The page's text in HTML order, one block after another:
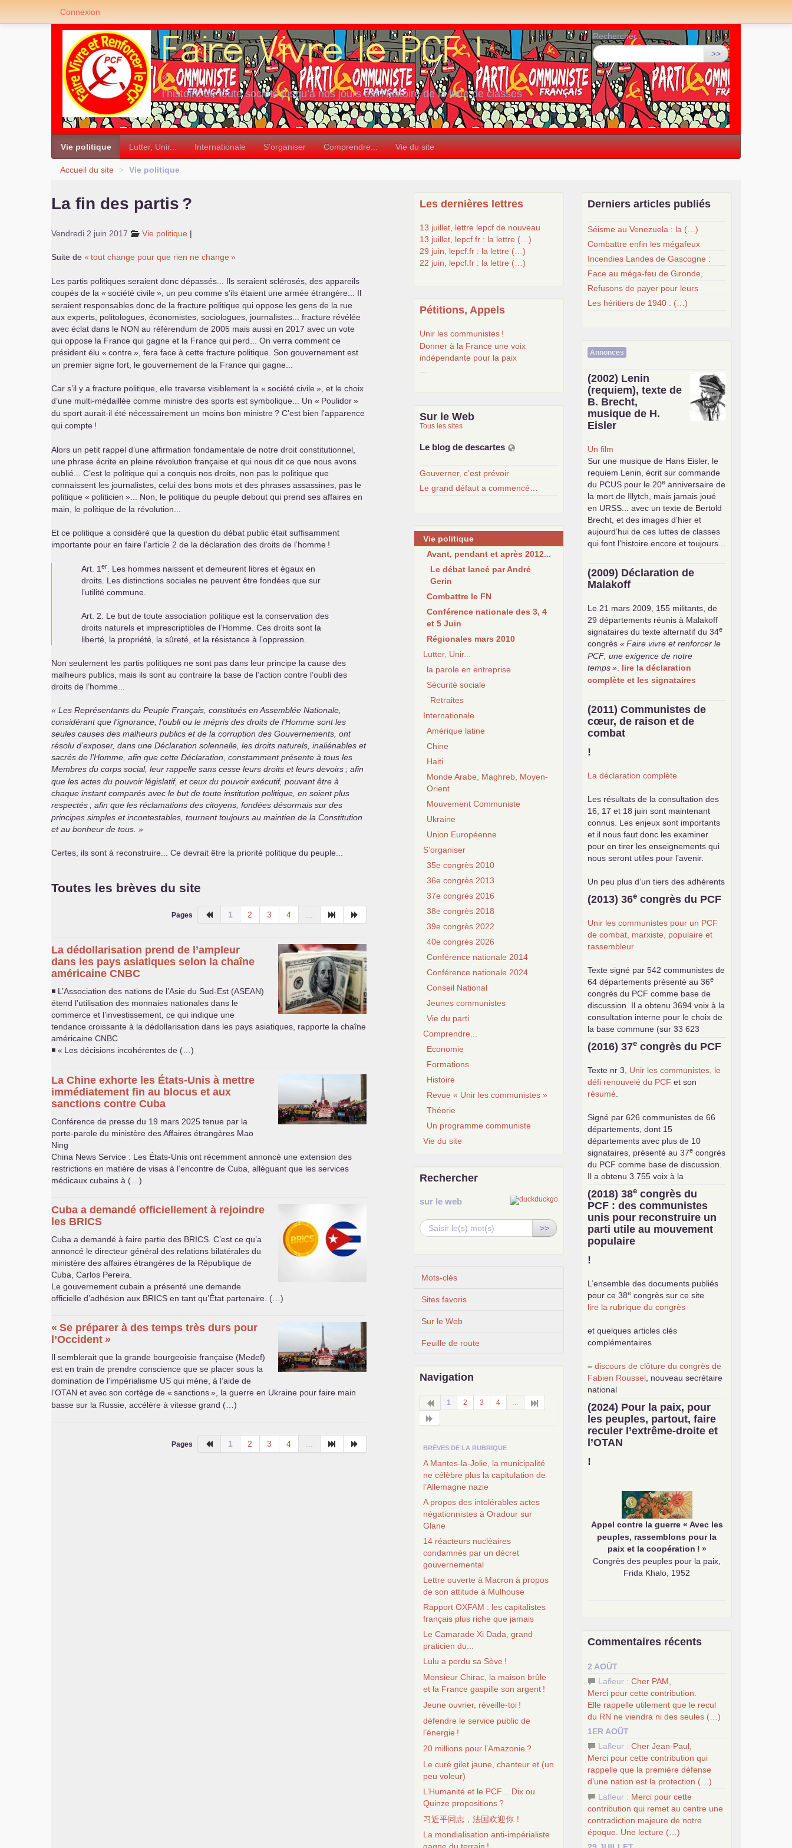
«
l’histoire de toute société jusqu’à nos jours est l’histoire de la lutte de classes
»
Rechercher :
>>
Vie politique Lutter, Unir... Internationale S’organiser Comprendre... Vie du site
Accueil du site > Vie politique
La fin des partis ?
Vendredi 2 juin 2017 Vie politique |
Suite de « tout change pour que rien ne change »
Les partis politiques seraient donc dépassés... Ils seraient sclérosés, des appareils
coupés de la « société civile», un peu comme s’ils étaient une armée étrangère... Il
seraient responsables donc de la fracture politique qui oppose les gens de la rue
aux experts, politologues, économistes, sociologues, journalistes... fracture révélée
avec éclat dans le NON au référendum de 2005 mais aussi en 2017 avec un vote
qui oppose la France qui gagne et la France qui perd... On verra comment ce
président élu « contre», fera face à cette fracture politique. Son gouvernement est
un premier signe fort, le gouvernement de la France qui gagne...
Car s’il y a fracture politique, elle traverse visiblement la « société civile», et le choix
d’une multi-médaillée comme ministre des sports est symbolique... Un « Poulidor»
du sport aurait-il été nécessairement un moins bon ministre? C’est bien l’apparence
qui compte !
Alors un petit rappel d’une affirmation fondamentale de notre droit constitutionnel,
une phrase écrite en pleine révolution française et qui nous dit ce que nous avons
oublié... C’est le politique qui a conquis nos droits, non pas le politique que
connaissent les journalistes, celui des bons mots et des phrases assassines, pas le
politique « politicien »... Non, le politique du peuple debout qui prend ses affaires en
main, le politique de la révolution...
Et ce politique a considéré que la question du débat public était suffisamment
importante pour en faire l’article 2 de la déclaration des droits de l’homme !
Art. 1 er
. Les hommes naissent et demeurent libres et égaux en
droits. Les distinctions sociales ne peuvent être fondées que sur
l’utilité commune.
Art. 2. Le but de toute association politique est la conservation des
droits naturels et imprescriptibles de l’Homme. Ces droits sont la
liberté, la propriété, la sûreté, et la résistance à l’oppression.
Non seulement les partis politiques ne sont pas dans leur principe la cause des
malheurs publics, mais ils sont au contraire la base de l’action contre l’oubli des
droits de l’homme...
Les Représentants du Peuple Français, constitués en Assemblée Nationale,
considérant que l’ignorance, l’oubli ou le mépris des droits de l’Homme sont les
seules causes des malheurs publics et de la corruption des Gouvernements, ont
résolu d’exposer, dans une Déclaration solennelle, les droits naturels, inaliénables et
sacrés de l’Homme, afin que cette Déclaration, constamment présente à tous les
Membres du corps social, leur rappelle sans cesse leurs droits et leurs devoirs ; afin
que les actes du pouvoir législatif, et ceux du pouvoir exécutif, pouvant être à
chaque instant comparés avec le but de toute institution politique, en soient plus
respectés ; afin que les réclamations des citoyens, fondées désormais sur des
principes simples et incontestables, tournent toujours au maintien de la Constitution
et au bonheur de tous.
Certes, ils sont à reconstruire... Ce devrait être la priorité politique du peuple...
Toutes les brèves du site
Pages 1 2 3 4
La dédollarisation prend de l’ampleur
dans les pays asiatiques selon la chaîne
américaine CNBC
◾ L’Association des nations de l’Asie du Sud-Est (ASEAN)
étend l’utilisation des monnaies nationales dans le
commerce et l’investissement, ce qui indique une
tendance croissante à la dédollarisation dans les pays asiatiques, rapporte la chaîne
américaine CNBC
◾ « Les décisions incohérentes de (…)
La Chine exhorte les États-Unis à mettre
immédiatement fin au blocus et aux
sanctions contre Cuba
Conférence de presse du 19 mars 2025 tenue par la
porte-parole du ministère des Affaires étrangères Mao
Ning
China News Service : Les États-Unis ont récemment annoncé une extension des
restrictions en matière de visas à l’encontre de Cuba, alléguant que les services
médicaux cubains à (…)
Cuba a demandé officiellement à rejoindre
les BRICS
Cuba a demandé à faire partie des BRICS . C’est ce qu’a
annoncé le directeur général des relations bilatérales du
ministère des affaires étrangères de la République de
Cuba, Carlos Pereira.
Le gouvernement cubain a présenté une demande
officielle d’adhésion aux BRICS en tant qu’État partenaire. (…)
« Se préparer à des temps très durs pour
l’Occident »
Il semblerait que la grande bourgeoisie française (Medef)
est en train de prendre conscience que se placer sous la
domination de l’impérialisme US qui mène, à l’aide de
l’OTAN et avec son cortège de « sanctions», la guerre en Ukraine pour faire main
basse sur la Russie, accélère à vitesse grand (…)
Pages 1 2 3 4
Les dernières lettres
13 juillet, lettre lepcf de nouveau
13 juillet, lepcf.fr : la lettre (…)
29 juin, lepcf.fr : la lettre (…)
22 juin, lepcf.fr : la lettre (…)
Pétitions, Appels
Unir les communistes !
Donner à la France une voix
indépendante pour la paix
Sur le Web
Tous les sites
Le blog de descartes
Gouverner, c’est prévoir
Le grand défaut a commencé…
Vie politique
Avant, pendant et après 2012...
Le débat lancé par André
Gerin
Combattre le FN
Conférence nationale des 3, 4
et 5 Juin
Régionales mars 2010
Lutter, Unir...
la parole en entreprise
Sécurité sociale
Retraites
Internationale
Amérique latine
Chine
Haiti
Monde Arabe, Maghreb, Moyen-
Orient
Mouvement Communiste
Ukraine
Union Européenne
S’organiser
35e congrès 2010
36e congrès 2013
37e congrès 2016
38e congrès 2018
39e congrès 2022
40e congrès 2026
Conférence nationale 2014
Conférence nationale 2024
Conseil National
Jeunes communistes
Vie du parti
Comprendre...
Economie
Formations
Histoire
Revue « Unir les communistes »
Théorie
Un programme communiste
Vie du site
Rechercher
sur le web
>>
Mots-clés
Sites favoris
Sur le Web
Feuille de route
Navigation
1 2 3 4 ...
BRÈVES DE LA RUBRIQUE
A Mantes-la-Jolie, la municipalité
ne célèbre plus la capitulation de
l’Allemagne nazie
A propos des intolérables actes
négationnistes à Oradour sur
Glane
14 réacteurs nucléaires
condamnés par un décret
gouvernemental
Lettre ouverte à Macron à propos
de son attitude à Mulhouse
Rapport OXFAM : les capitalistes
français plus riche que jamais
Le Camarade Xi Dada, grand
praticien du...
Lulu a perdu sa Sève !
Monsieur Chirac, la maison brûle
et la France gaspille son argent !
Jeune ouvrier, réveille-toi !
défendre le service public de
l’énergie !
20 millions pour l’Amazonie ?
Le curé gilet jaune, chanteur et (un
peu voleur)
L’Humanité et le PCF ... Dix ou
Quinze propositions?
习近平同志，法国欢迎你！
La mondialisation anti-impérialiste
Derniers articles publiés
Séisme au Venezuela : la (…)
Combattre enfin les mégafeux
Incendies Landes de Gascogne :
Face au méga-feu de Gironde,
Refusons de payer pour leurs
Les héritiers de 1940 : (…)
Annonces
(2002) Lenin
(requiem), texte de
B. Brecht,
musique de H.
Eisler
Un film
Sur une musique de Hans Eisler, le
requiem Lenin, écrit sur commande
du PCUS pour le 20e anniversaire de
la mort de Illytch, mais jamais joué
en URSS ... avec un texte de Bertold
Brecht, et des images d’hier et
aujourd’hui de ces luttes de classes
qui font l’histoire encore et toujours...
(2009) Déclaration de
Malakoff
Le 21 mars 2009, 155 militants, de
29 départements réunis à Malakoff
signataires du texte alternatif du 34e
congrès «Faire vivre et renforcer le
PCF , une exigence de notre
temps» lire la déclaration
complète et les signataires
(2011) Communistes de
cœur, de raison et de
combat
!
La déclaration complète
Les résultats de la consultation des
16, 17 et 18 juin sont maintenant
connus. Les enjeux sont importants
et il nous faut donc les examiner
pour en tirer les enseignements qui
nous seront utiles pour l’avenir.
Un peu plus d’un tiers des adhérents
a participé à cette consultation, soit
une participation en hausse par
un contexte de baisse des cotisants.
... lire la suite
(2013) 36e congrès du PCF
Unir les communistes pour un PCF
de combat, marxiste, populaire et
rassembleur
Texte signé par 542 communistes de
64 départements présenté au 36e
congrès du PCF comme base de
discussion. Il a obtenu 3694 voix à la
consultation interne pour le choix de
la base commune (sur 33 623
exprimés) .
(2016) 37e congrès du PCF
Texte nr 3, Unir les communistes, le
défi renouvelé du PCF et son
résumé
Signé par 626 communistes de 66
départements, dont 15
départements avec plus de 10
signataires, présenté au 37e congrès
du PCF comme base de discussion.
Il a obtenu 3.755 voix à la
consultation interne pour le choix de
la base commune (sur 24.376
exprimés).
(2018) 38e congrès du
PCF : des communistes
unis pour reconstruire un
parti utile au mouvement
populaire
!
L’ensemble des documents publiés
pour ce 38e congrès sur ce site
lire la rubrique du congrès
et quelques articles clés
complémentaires
– discours de clôture du congrès de
Fabien Roussel , nouveau secrétaire
national
–
analyse de classe du
mouvement des gilets jaunespar
Philippe Cordat
– un texte de Jean-Claude Delaunay
le marxisme est la science sociale de
notre temps
demandezle numéro 10 de la
revue Unir les Communistes
cinq chantiers pour contribuer
au débat sur le projet communiste
(2024) Pour la paix, pour
les peuples, partout, faire
reculer l’extrême-droite et
l’OTAN
!
Appel contre la guerre « Avec les
peuples, rassemblons pour la
paix et la coopération ! »
Congrès des peuples pour la paix,
Frida Khalo, 1952
–contribution de jeunes
chantiers pour affirmer l’ambition
révolutionnaire duPCF
–un texte de Jean-Claude Delaunay
le marxisme est la science sociale de
notre temps
un appel
–lescinq chantiers pour contribuer
au débat sur le projet communiste
Commentaires récents
2 AOÛT
Lafleur : Cher PAM
Merci pour cette contribution.
Elle rappelle utilement que le recul
du RN ne viendra ni des seules (…)
1ER AOÛT
Lafleur : Cher Jean-Paul,
Merci pour cette contribution qui
rappelle que la première défense
d’une nation est la protection (…)
Lafleur : Merci pour cette
contribution qui remet au centre une
contradiction majeure de notre
époque. Une lecture (…)
Connexion